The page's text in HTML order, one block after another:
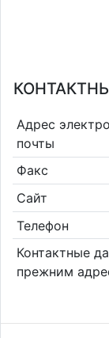
Адрес
почты
Факс
Сайт
Телефон
Контактные
прежним